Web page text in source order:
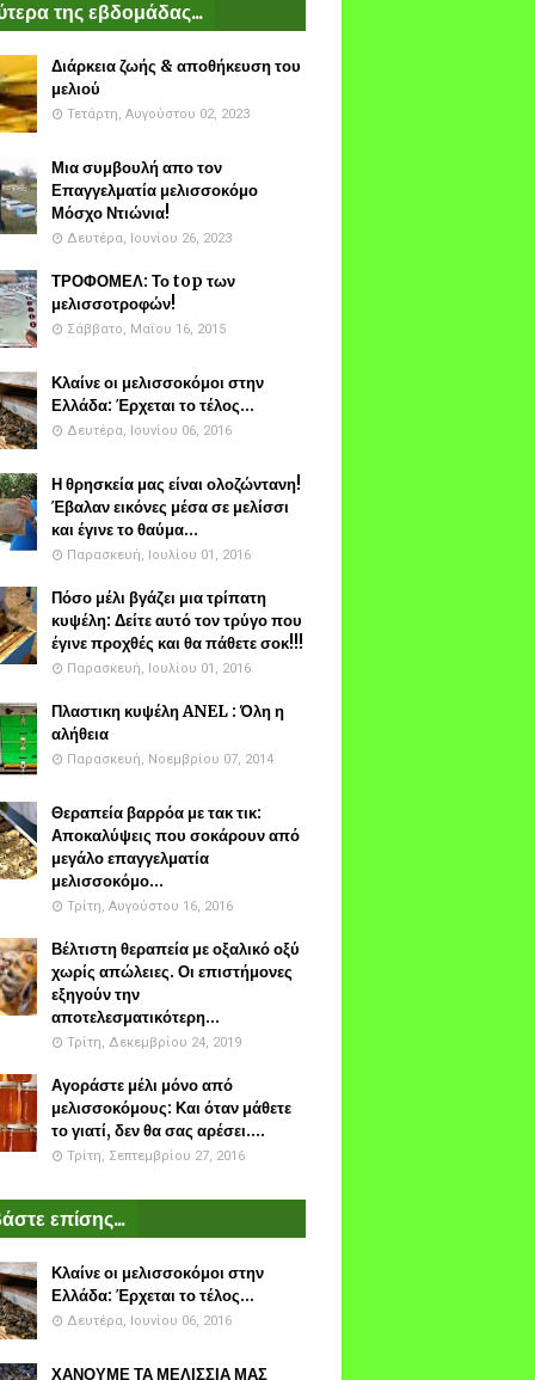
της εβδομάδας...
Διάρκεια ζωής & αποθήκευση του
μελιού
Τετάρτη, Αυγούστου 02, 2023
Μια συμβουλή απο τον
Επαγγελματία μελισσοκόμο
Μόσχο Ντιώνια!
Δευτέρα, Ιουνίου 26, 2023
ΤΡΟΦΟΜΕΛ: Το top των
μελισσοτροφών!
Σάββατο, Μαΐου 16, 2015
Κλαίνε οι μελισσοκόμοι στην
Ελλάδα: Έρχεται το τέλος...
Δευτέρα, Ιουνίου 06, 2016
Η θρησκεία μας είναι ολοζώντανη!
Έβαλαν εικόνες μέσα σε μελίσσι
και έγινε το θαύμα...
Παρασκευή, Ιουλίου 01, 2016
Πόσο μέλι βγάζει μια τρίπατη
κυψέλη: Δείτε αυτό τον τρύγο που
έγινε προχθές και θα πάθετε σοκ!!!
Παρασκευή, Ιουλίου 01, 2016
Πλαστικη κυψέλη ANEL : Όλη η
αλήθεια
Παρασκευή, Νοεμβρίου 07, 2014
Θεραπεία βαρρόα με τακ τικ:
Αποκαλύψεις που σοκάρουν από
μεγάλο επαγγελματία
μελισσοκόμο...
Τρίτη, Αυγούστου 16, 2016
Βέλτιστη θεραπεία με οξαλικό οξύ
χωρίς απώλειες. Οι επιστήμονες
εξηγούν την
αποτελεσματικότερη...
Τρίτη, Δεκεμβρίου 24, 2019
Αγοράστε μέλι μόνο από
μελισσοκόμους: Και όταν μάθετε
το γιατί, δεν θα σας αρέσει....
Τρίτη, Σεπτεμβρίου 27, 2016
επίσης...
Κλαίνε οι μελισσοκόμοι στην
Ελλάδα: Έρχεται το τέλος...
Δευτέρα, Ιουνίου 06, 2016
ΧΑΝΟΥΜΕ ΤΑ ΜΕΛΙΣΣΙΑ ΜΑΣ